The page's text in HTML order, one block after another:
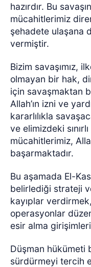
hazırdır. Bu
mücahitlerimiz
şehadete ulaşana
vermiştir.
Bizim savaşımız,
olmayan bir hak,
için savaşmaktan
Allah’ın izni ve
kararlılıkla
ve elimizdeki
mücahitlerimiz,
başarmaktadır.
Bu aşamada El-
belirlediği strateji
kayıplar
operasyonlar
esir alma
Düşman hükümeti
sürdürmeyi tercih